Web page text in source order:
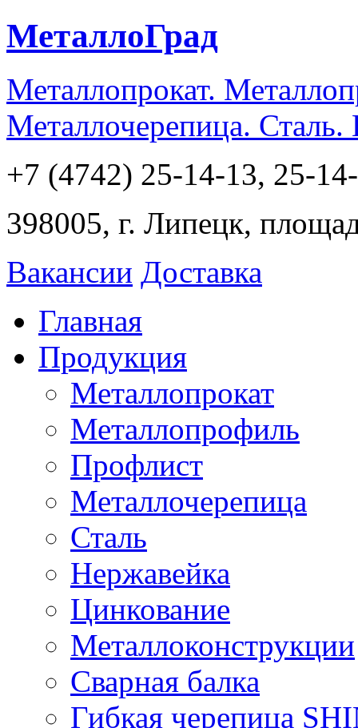
МеталлоГрад
Металлопрокат.
Металлочерепица.
+7 (4742) 25-14-13, 25-
398005, г. Липецк,
Вакансии Доставка
Главная
Продукция
Металлопрокат
Металлопрофиль
Профлист
Металлочерепица
Сталь
Нержавейка
Цинкование
Металлоконструкции
Сварная балка
Гибкая черепица